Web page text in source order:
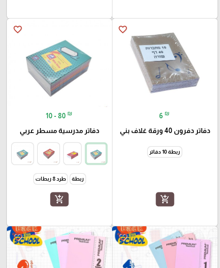
favorite_border
6 ₪
دفاتر دفرون 40 ورقة غلاف بني
ربطة 10 دفاتر
add_shopping_cart
favorite_border
10 - 80 ₪
دفاتر مدرسية مسطر عربي
ربطة طرد 8 ربطات
add_shopping_cart
favorite_border
favorite_border